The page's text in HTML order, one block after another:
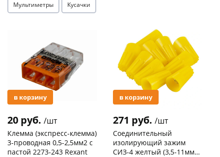
Мультиметры Кусачки
в корзину
20 руб. /шт
Клемма (экспресс-клемма)
3-проводная 0,5-2,5мм2 с
пастой 2273-243 Rexant
в корзину
271 руб. /шт
Соединительный
изолирующий зажим
СИЗ-4 желтый (3,5-11мм2)